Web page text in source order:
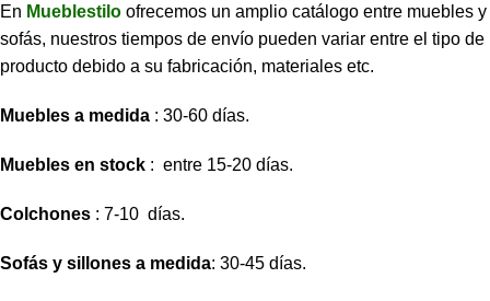
En Mueblestilo ofrecemos un amplio catálogo entre muebles y
sofás, nuestros tiempos de envío pueden variar entre el tipo de
producto debido a su fabricación, materiales etc.
Muebles a medida : 30-60 días.
Muebles en stock : entre 15-20 días.
Colchones : 7-10 días.
Sofás y sillones a medida: 30-45 días.